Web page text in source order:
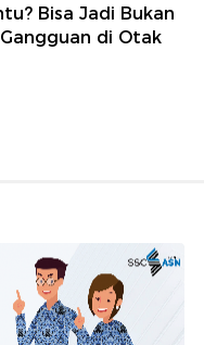
Bisa Jadi Bukan
di Otak